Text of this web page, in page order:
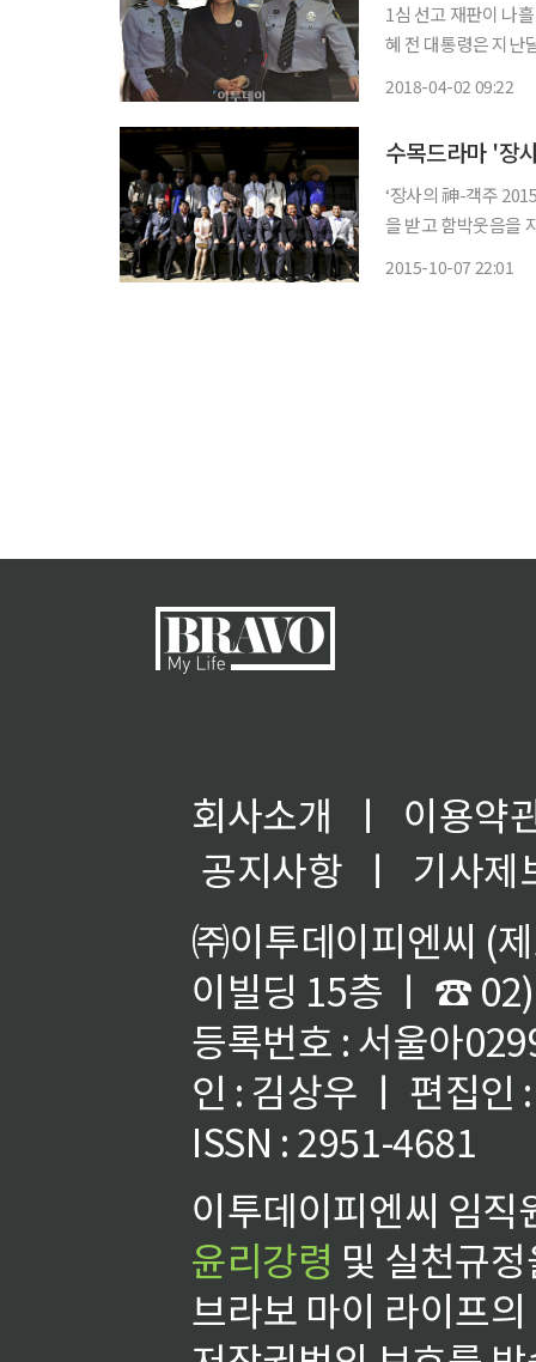
1심 선고 재판이 나흘
혜 전 대통령은 지난달 31일로 구속
2018-04-02 09:22
‘장사의 神-객주
을 받고 함박웃음을 지었다. 지난달 23일 첫 방송된 KBS 특별기획
2015-10-07 22:01
회사소개 ㅣ
이용약
공지사항
ㅣ
기사제
㈜이투데이피엔씨 (
이빌딩 15층 ㅣ ☎
등록번호 : 서울아
인 : 김상우 ㅣ 편집인
ISSN : 2951-4681
이투데이피엔씨 임
윤리강령 및 실천규
브라보 마이 라이프